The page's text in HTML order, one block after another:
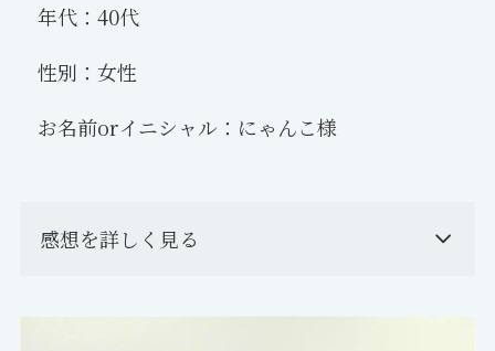
年代：40代
性別：女性
お名前orイニシャル：にゃんこ様
感想を詳しく見る